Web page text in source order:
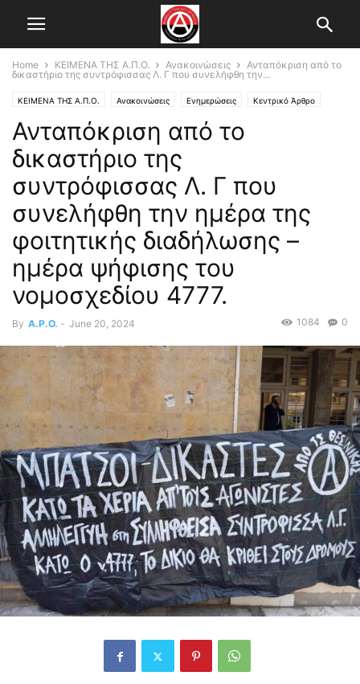
Home ΚΕΙΜΕΝΑ ΤΗΣ Α.Π.Ο. Ανακοινώσεις
Ανταπόκριση από το
δικαστήριο της συντρόφισσας Λ. Γ που συνελήφθη την...
ΚΕΙΜΕΝΑ ΤΗΣ Α.Π.Ο. Ανακοινώσεις Ενημερώσεις Κεντρικό Άρθρο
Τοπικό Συντονιστικό Θεσ/κης
Ανταπόκριση από το
δικαστήριο της
συντρόφισσας Λ. Γ που
συνελήφθη την ημέρα της
φοιτητικής διαδήλωσης –
ημέρα ψήφισης του
νομοσχεδίου 4777.
By A.P.O. - June 20, 2024 0
1084